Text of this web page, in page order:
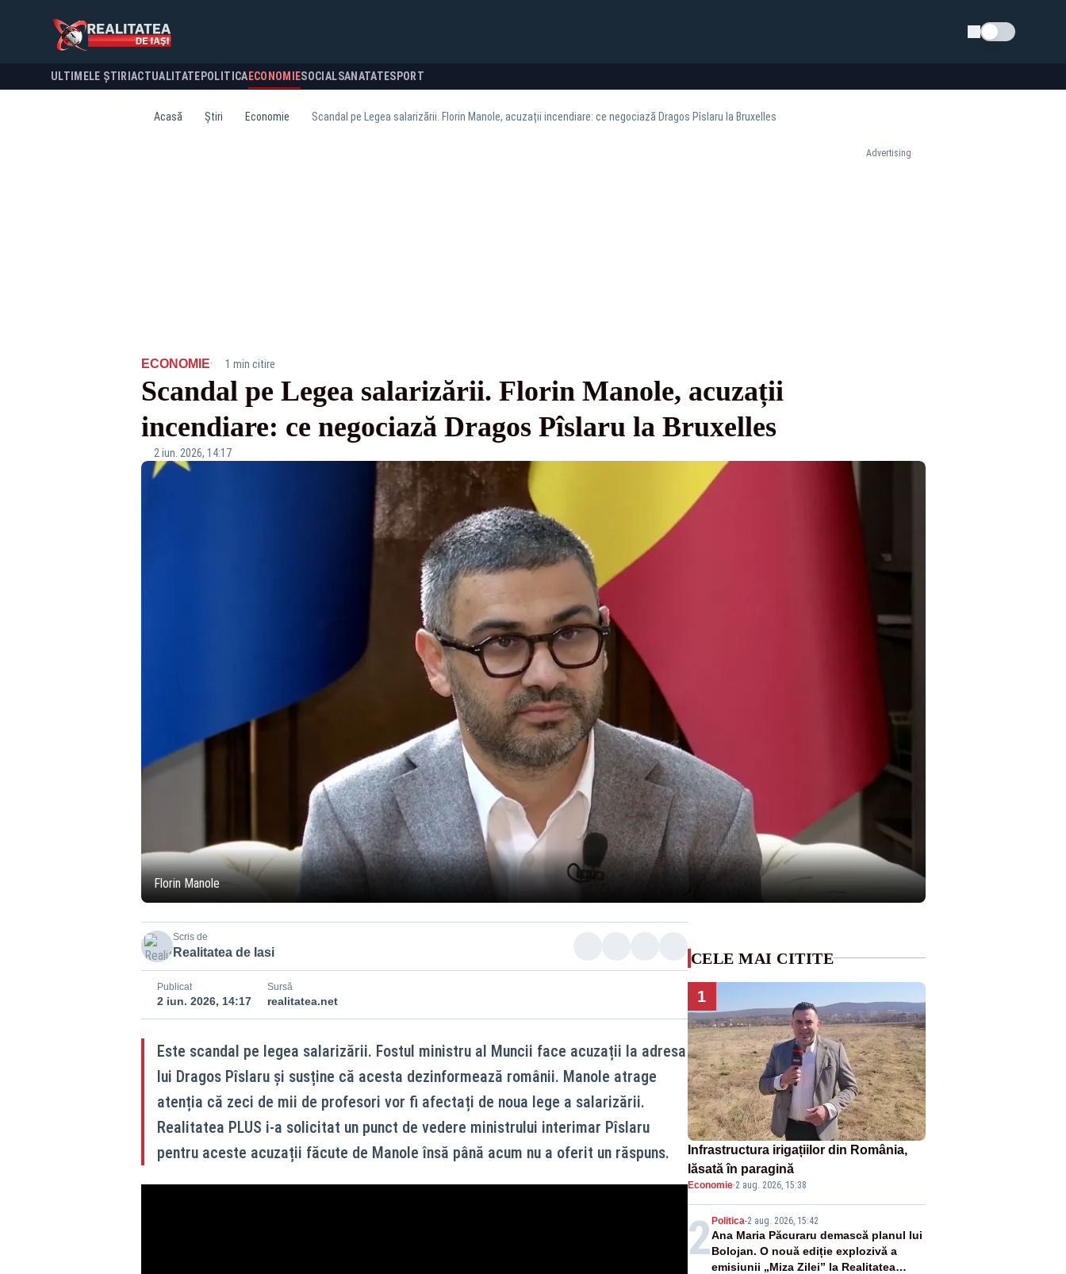
Schimba tema
ULTIMELE ȘTIRI ACTUALITATE POLITICA ECONOMIESOCIALSANATATESPORT
Acasă Știri Economie Scandal pe Legea salarizării. Florin Manole, acuzații incendiare: ce negociază Dragos Pîslaru la Bruxelles
Advertising
ECONOMIE· 1 min citire
Scandal pe Legea salarizării. Florin Manole, acuzații
incendiare: ce negociază Dragos Pîslaru la Bruxelles
2 iun. 2026, 14:17
Florin Manole
Scris de
Realitatea de Iasi
Publicat
2 iun. 2026, 14:17
Sursă
realitatea.net
Este scandal pe legea salarizării. Fostul ministru al Muncii face acuzații la adresa
lui Dragos Pîslaru și susține că acesta dezinformează românii. Manole atrage
atenția că zeci de mii de profesori vor fi afectați de noua lege a salarizării.
Realitatea PLUS i-a solicitat un punct de vedere ministrului interimar Pîslaru
pentru aceste acuzații făcute de Manole însă până acum nu a oferit un răspuns.
CELE MAI CITITE
1
Infrastructura irigațiilor din România,
lăsată în paragină
Economie·2 aug. 2026, 15:38
2Politica-2 aug. 2026, 15:42
Ana Maria Păcuraru demască planul lui
Bolojan. O nouă ediție explozivă a
emisiunii „Miza Zilei” la Realitatea